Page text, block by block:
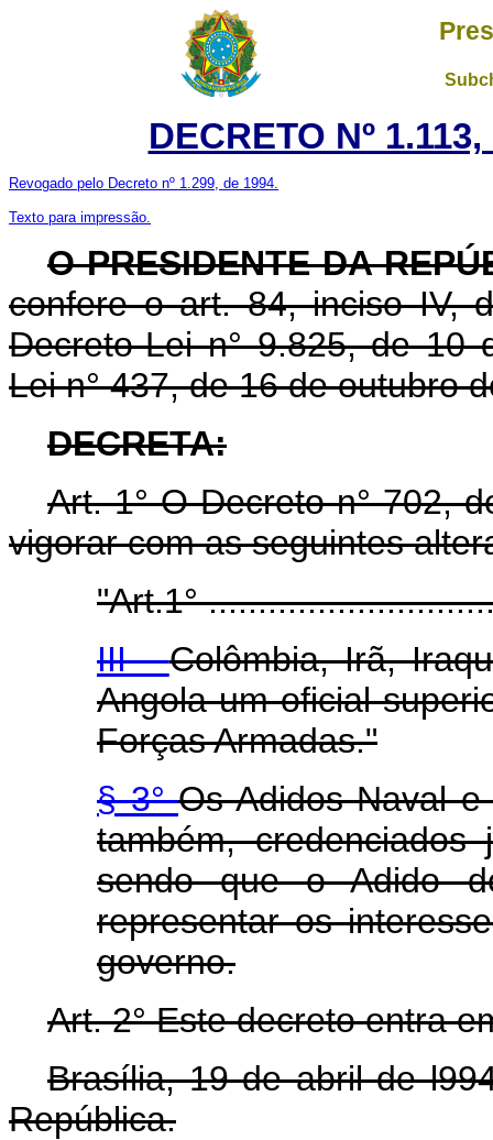
DECRETO Nº
Revogado pelo Decreto nº 1.299, de 1994.
Texto para impressão.
O PRESIDENTE DA
confere o art. 84, inciso IV,
Decreto-Lei n° 9.825, de 10
Lei n° 437, de 16 de outubro
DECRETA:
Art. 1° O Decreto n° 702,
vigorar com as seguintes
"Art.1°
III -Colômbia, Irã,
Angola um oficial
Forças Armadas."
§ 3°Os Adidos Naval
também,
sendo que o Adido
representar os
governo.
Art. 2° Este decreto entra
Brasília, 19 de abril de
República.